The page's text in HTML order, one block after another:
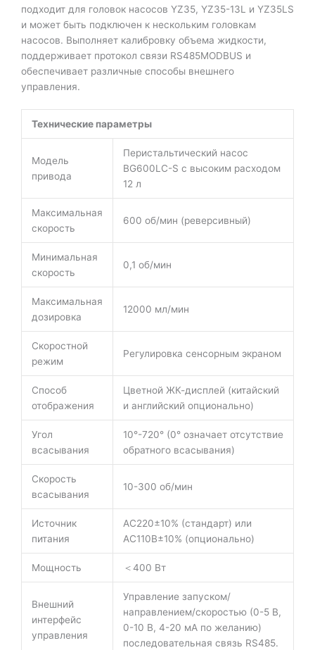
подходит для головок насосов YZ35, YZ35-13L и YZ35LS
и может быть подключен к нескольким головкам
насосов. Выполняет калибровку объема жидкости,
поддерживает протокол связи RS485MODBUS и
обеспечивает различные способы внешнего
управления.
Технические параметры
Модель
привода
Перистальтический насос
BG600LC-S с высоким расходом
12 л
Максимальная
скорость
600 об/мин (реверсивный)
Минимальная
скорость
0,1 об/мин
Максимальная
дозировка
12000 мл/мин
Скоростной
режим
Регулировка сенсорным экраном
Способ
отображения
Цветной ЖК-дисплей (китайский
и английский опционально)
Угол
всасывания
10°-720° (0° означает отсутствие
обратного всасывания)
Скорость
всасывания
10-300 об/мин
Источник
питания
AC220±10% (стандарт) или
AC110В±10% (опционально)
Мощность ＜400 Вт
Внешний
интерфейс
управления
Управление запуском/
направлением/скоростью (0-5 В,
0-10 В, 4-20 мА по желанию)
последовательная связь RS485.